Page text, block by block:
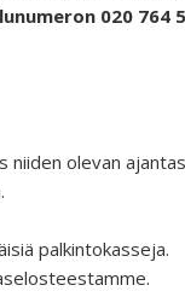
020 764
olevan
palkintokasseja.